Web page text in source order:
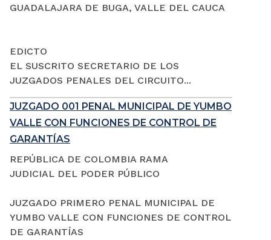
GUADALAJARA DE BUGA, VALLE DEL CAUCA
EDICTO
EL SUSCRITO SECRETARIO DE LOS
JUZGADOS PENALES DEL CIRCUITO...
JUZGADO 001 PENAL MUNICIPAL DE YUMBO
VALLE CON FUNCIONES DE CONTROL DE
GARANTÍAS
REPÚBLICA DE COLOMBIA RAMA
JUDICIAL DEL PODER PÚBLICO
JUZGADO PRIMERO PENAL MUNICIPAL DE
YUMBO VALLE CON FUNCIONES DE CONTROL
DE GARANTÍAS